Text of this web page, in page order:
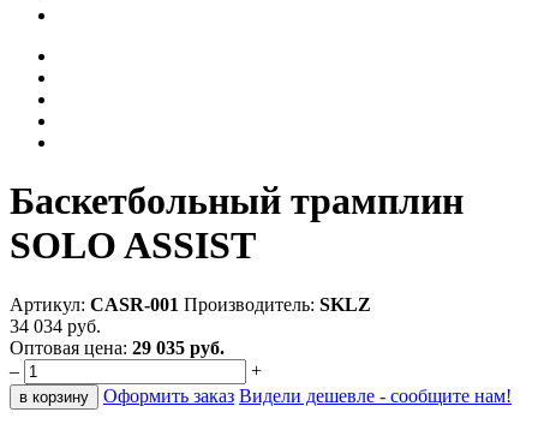
Баскетбольный трамплин
SOLO ASSIST
Артикул: CASR-001 Производитель: SKLZ
34 034 руб.
Оптовая цена: 29 035 руб.
–
+
в корзину Оформить заказ Видели дешевле - сообщите нам!